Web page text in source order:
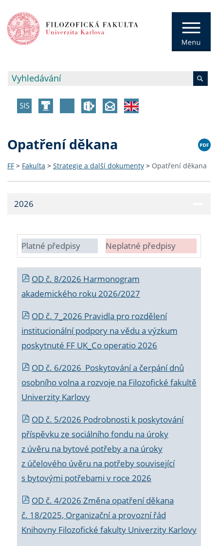
Opatření děkana
FF > Fakulta > Strategie a další dokumenty > Opatření děkana
2026
Platné předpisy Neplatné předpisy
OD č. 8/2026 Harmonogram
akademického roku 2026/2027
OD č. 7_2026 Pravidla pro rozdělení
institucionální podpory na vědu a výzkum
poskytnuté FF UK_Co operatio 2026
OD č. 6/2026 Poskytování a čerpání dnů
osobního volna a rozvoje na Filozofické fakultě
Univerzity Karlovy
OD č. 5/2026 Podrobnosti k poskytování
příspěvku ze sociálního fondu na úroky
z úvěru na bytové potřeby a na úroky
z účelového úvěru na potřeby související
s bytovými potřebami v roce 2026
OD č. 4/2026 Změna opatření děkana
č. 18/2025, Organizační a provozní řád
Knihovny Filozofické fakulty Univerzity Karlovy